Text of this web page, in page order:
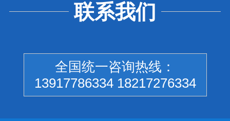
联系我们
全国统一咨询热线：
13917786334 18217276334